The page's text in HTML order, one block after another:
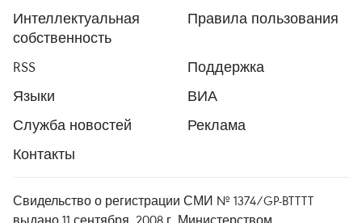
Интеллектуальная
собственность
Правила пользования
RSS
Поддержка
Языки
ВИА
Служба новостей
Реклама
Контакты
Свидельство о регистрации СМИ № 1374/GP-BTTTT
выдано 11 сентября, 2008 г. Министерством